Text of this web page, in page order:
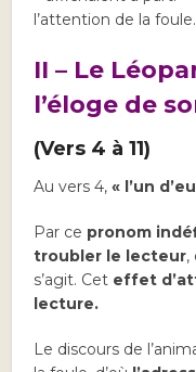
l’attention de la foule.
II – Le
l’éloge de
(Vers 4 à 11)
Au vers 4, « l’un
Par ce pronom
troubler le lecteur,
s’agit. Cet effet
lecture.
Le discours de